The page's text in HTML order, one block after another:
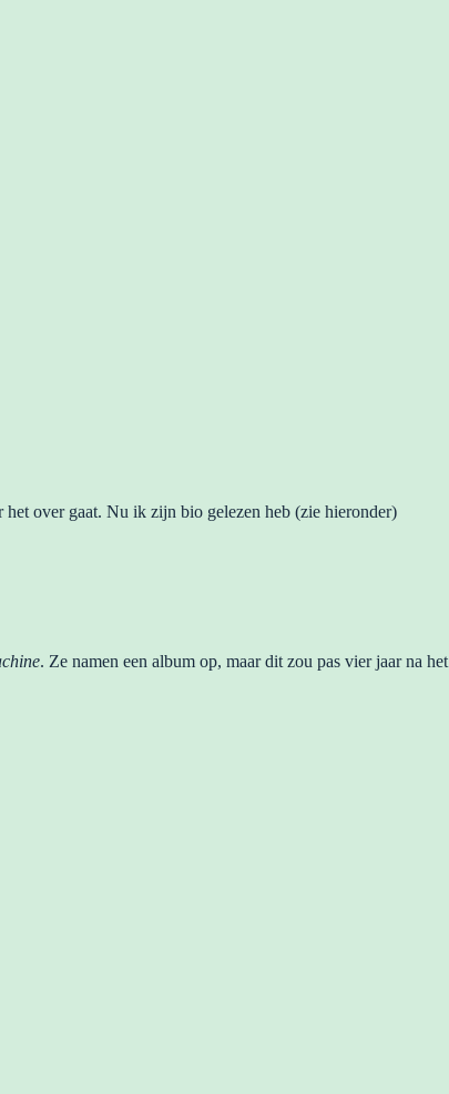
over gaat. Nu ik zijn bio gelezen heb (zie hieronder)
. Ze namen een album op, maar dit zou pas vier jaar na het